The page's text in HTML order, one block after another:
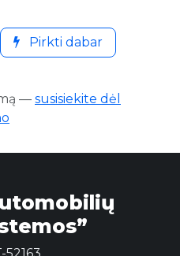
Pirkti dabar
— susisiekite dėl
52163